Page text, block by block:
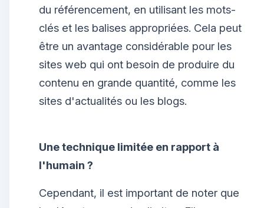
du référencement, en utilisant les mots-
clés et les balises appropriées. Cela peut
être un avantage considérable pour les
sites web qui ont besoin de produire du
contenu en grande quantité, comme les
sites d'actualités ou les blogs.
Une technique limitée en rapport à
l'humain ?
Cependant, il est important de noter que